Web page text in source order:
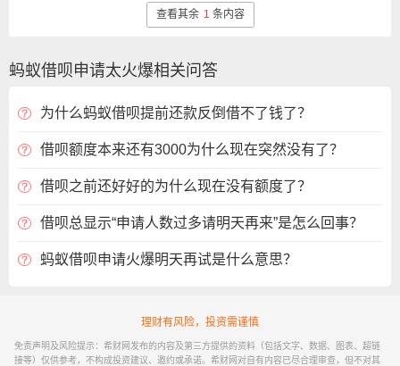
查看其余 1 条内容
蚂蚁借呗申请太火爆相关问答
为什么蚂蚁借呗提前还款反倒借不了钱了？
借呗额度本来还有3000为什么现在突然没有了？
借呗之前还好好的为什么现在没有额度了？
借呗总显示“申请人数过多请明天再来”是怎么回事？
蚂蚁借呗申请火爆明天再试是什么意思？
理财有风险，投资需谨慎
免责声明及风险提示：希财网发布的内容及第三方提供的资料（包括文字、数据、图表、超链
接等）仅供参考，不构成投资建议、邀约或承诺。希财网对自有内容已尽合理审查，但不对其